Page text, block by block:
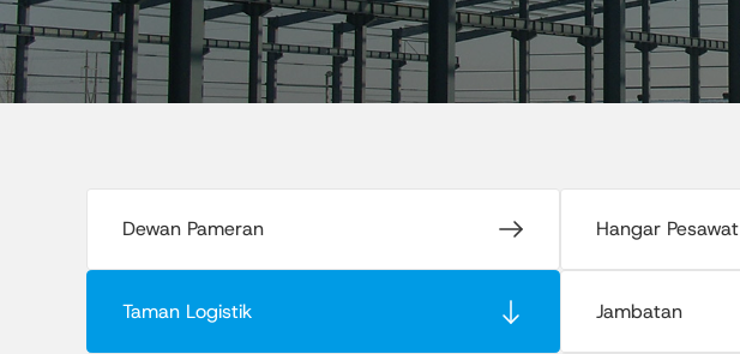
Dewan Pameran Hangar Pesawat
Taman Logistik Jambatan